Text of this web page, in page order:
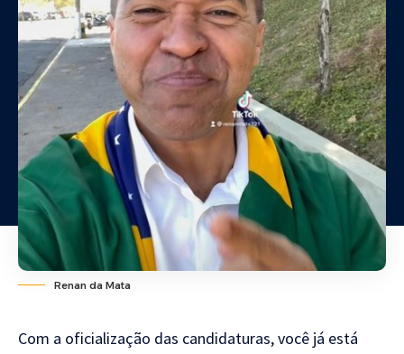
Renan da Mata
Com a oficialização das candidaturas, você já está